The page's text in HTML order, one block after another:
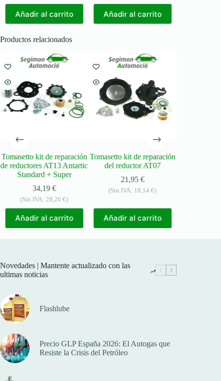
Añadir al carrito Añadir al carrito
Productos relacionados
Tomasetto kit de reparación
de reductores AT13 Antartic
Standard + Super
34,19 €
(Sin IVA: 28,26€)
Añadir al carrito
Tomasetto kit de reparación
del reductor AT07
21,95 €
(Sin IVA: 18,14€)
Añadir al carrito
Novedades | Mantente actualizado con las
ultimas noticias
Flashlube
Precio GLP España 2026: El Autogas que
Resiste la Crisis del Petróleo